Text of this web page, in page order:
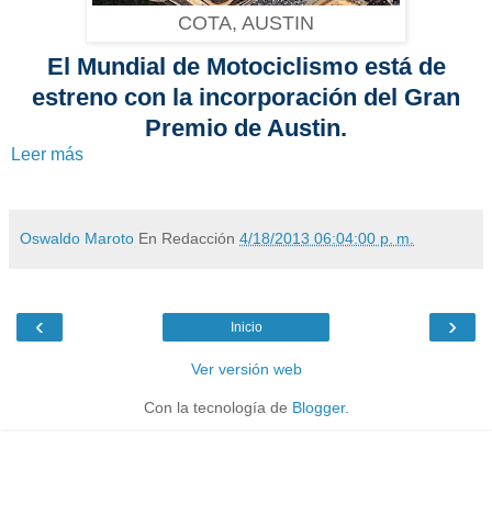
COTA, AUSTIN
El Mundial de Motociclismo está de
estreno con la incorporación del Gran
Premio de Austin.
Leer más
Oswaldo Maroto En Redacción 4/18/2013 06:04:00 p. m.
‹ ›
Inicio
Ver versión web
Con la tecnología de Blogger.